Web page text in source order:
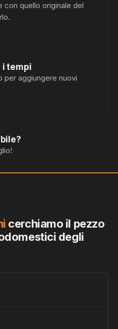
quello originale del
i tempi
per aggiungere nuovi
cerchiamo il pezzo
degli